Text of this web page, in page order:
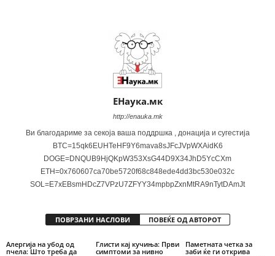
ЕНаука.мк
http://enauka.mk
Ви благодариме за секоја ваша поддршка , донација и сугестија
BTC=15qk6EUHTeHF9Y6mava8sJFcJVpWXAidK6
DOGE=DNQUB9HjQKpW353XsG44D9X34JhD5YcCXm
ETH=0x760607ca70be5720f68c848ede4dd3bc530e032c
SOL=E7xEBsmHDcZ7VPzU7ZFYY34mpbpZxnMtRA9nTytDAmJt
ПОВРЗАНИ НАСЛОВИ ПОВЕЌЕ ОД АВТОРОТ
Алергија на убод од
пчела: Што треба да
Глисти кај кучиња: Први
симптоми за нивно
Паметната четка за
заби ќе ги открива